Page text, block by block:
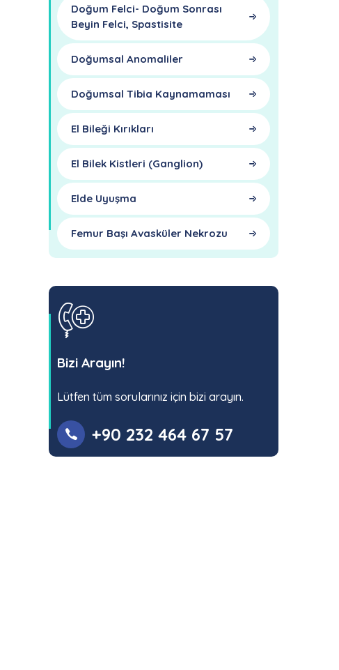
Doğum Felci- Doğum Sonrası
Beyin Felci, Spastisite
Doğumsal Anomaliler
Doğumsal Tibia Kaynamaması
El Bileği Kırıkları
El Bilek Kistleri (Ganglion)
Elde Uyuşma
Femur Başı Avasküler Nekrozu
Bizi Arayın!
Lütfen tüm sorularınız için bizi arayın.
+90 232 464 67 57